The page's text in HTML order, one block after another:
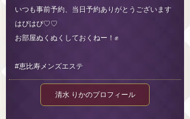
いつも事前予約、当日予約ありがとうございます
はぴはぴ♡♡
お部屋ぬくぬくしておくねー！✊
#恵比寿メンズエステ
清水 りかのプロフィール